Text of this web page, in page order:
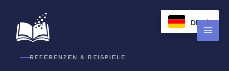
springen
REFERENZEN & BEISPIELE
DE